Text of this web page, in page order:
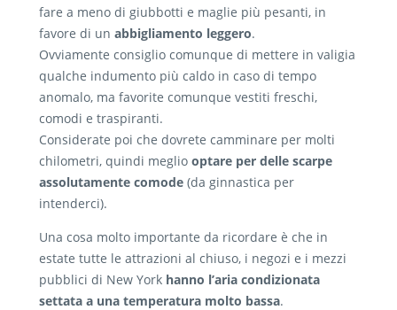
fare a meno di giubbotti e maglie più pesanti, in
favore di un abbigliamento leggero.
Ovviamente consiglio comunque di mettere in valigia
qualche indumento più caldo in caso di tempo
anomalo, ma favorite comunque vestiti freschi,
comodi e traspiranti.
Considerate poi che dovrete camminare per molti
chilometri, quindi meglio optare per delle scarpe
assolutamente comode (da ginnastica per
intenderci).
Una cosa molto importante da ricordare è che in
estate tutte le attrazioni al chiuso, i negozi e i mezzi
pubblici di New York hanno l’aria condizionata
settata a una temperatura molto bassa.